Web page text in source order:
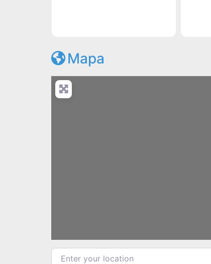
Mapa
Enter your location